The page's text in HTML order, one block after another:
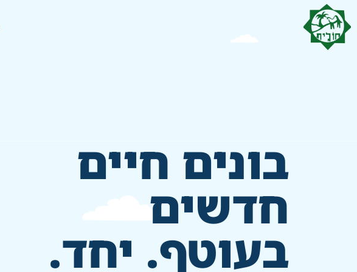
בונים חיים
חדשים
בעוטף. יחד.